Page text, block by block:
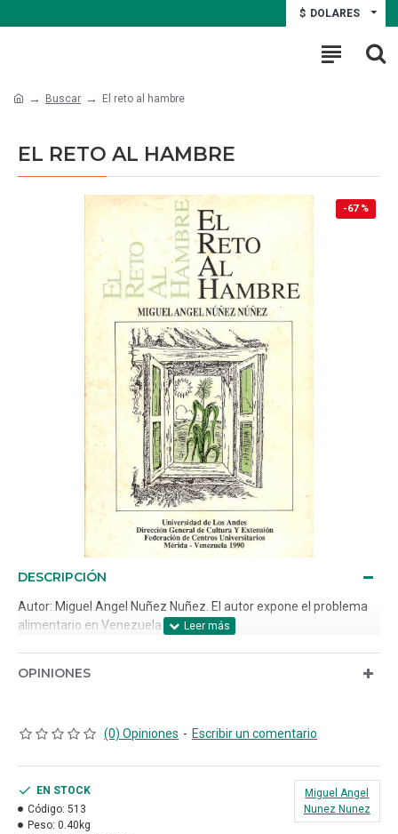
$ DOLARES
Buscar El reto al hambre
EL RETO AL HAMBRE
-67 %
DESCRIPCIÓN
Autor: Miguel Angel Nuñez Nuñez. El autor expone el problema
alimentario en Venezuela.
OPINIONES
(0) Opiniones - Escribir un comentario
EN STOCK
Código: 513
Peso: 0.40kg
Miguel Angel
Nunez Nunez